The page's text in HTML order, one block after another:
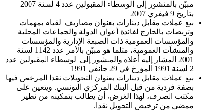
مبيّن بالمنشور إلى الوسطاء المقبولين عدد 4 لسنة 2007
بتاريخ 9 فيفري 2007
بيع عملات مقابل دينارات بعنوان مصاريف القيام بمهمات
وتربصات بالخارج لفائدة أعوان الدولة والجماعات المحلية
والمؤسسات العمومية ذات الصبغة الإدارية والمؤسسات
والمنشآت العمومية، مثلما هو مبيّن بالأمر عدد 1142 لسنة
2001 المشار إليه أعلاه والمنشور إلى الوسطاء المقبولين عدد
2 لسنة 1991 المؤرخ في 29 جانفي 1991
بيع عملات مقابل دينارات بعنوان التحويلات نقدا المرخص فيها
بصفة فردية من قبل البنك المركزي التونسي. ويتعين على
مكتب الصرف، لهذا الغرض، أن يطالب بتمكينه من نظير
ممضى من ترخيص التحويل نقدا .